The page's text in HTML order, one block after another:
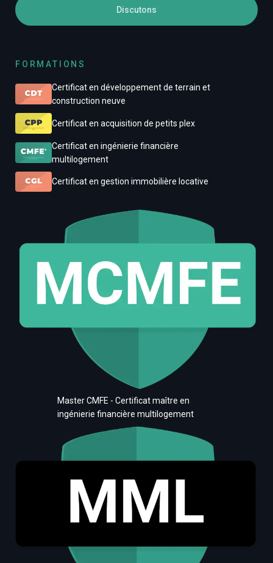
Discutons
FORMATIONS
Certificat en développement de terrain et
construction neuve
Certificat en acquisition de petits plex
Certificat en ingénierie financière
multilogement
Certificat en gestion immobilière locative
Master CMFE - Certificat maître en
ingénierie financière multilogement